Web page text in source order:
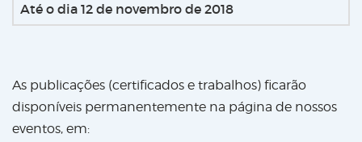
Até o dia 12 de novembro de 2018
As publicações (certificados e trabalhos) ficarão
disponíveis permanentemente na página de nossos
eventos, em: